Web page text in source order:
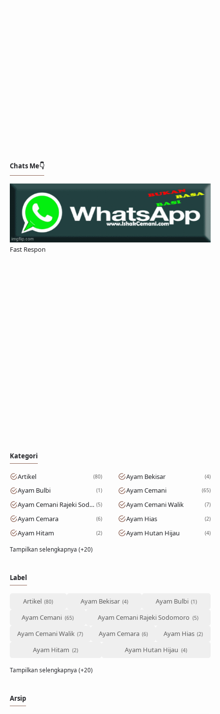
Chats Me👇
Fast Respon
Kategori
Artikel 80 Ayam Bekisar 4
Ayam Bulbi 1 Ayam Cemani 65
Ayam Cemani Rajeki Sodomoro 5 Ayam Cemani Walik 7
Ayam Cemara 6 Ayam Hias 2
Ayam Hitam 2 Ayam Hutan Hijau 4
Tampilkan selengkapnya (+20)
Label
Artikel Ayam Bekisar
Ayam Bulbi
Ayam Cemani
Ayam Cemani Rajeki Sodomoro
Ayam Cemani Walik
Ayam Cemara
Ayam Hias
Ayam Hitam
Ayam Hutan Hijau
Tampilkan selengkapnya (+20)
Arsip